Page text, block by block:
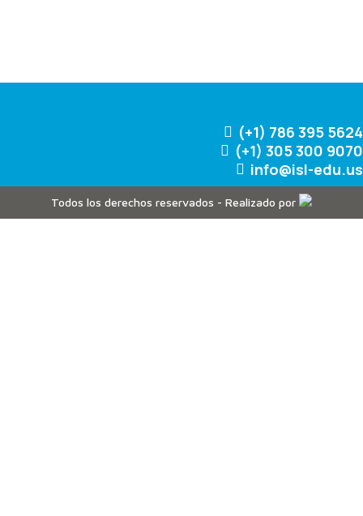
(+1) 786 395 5624
(+1) 305 300 9070
info@isl-edu.us
Todos los derechos reservados - Realizado por